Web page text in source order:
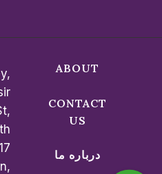
ABOUT
CONTACT
US
درباره ما